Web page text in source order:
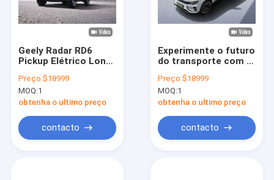
Geely Radar RD6
Pickup Elétrico Long
Veículos de Nova
Energia
Preço:$18999
MOQ:1
obtenha o ultimo preço
contacto
Experimente o futuro
do transporte com o
Geely Radar 6
Preço:$18999
MOQ:1
obtenha o ultimo preço
contacto